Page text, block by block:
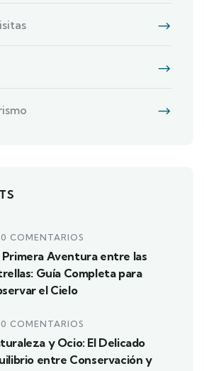
0 COMENTARIOS
Primera Aventura entre las
Guía Completa para
el Cielo
0 COMENTARIOS
y Ocio: El Delicado
entre Conservación y